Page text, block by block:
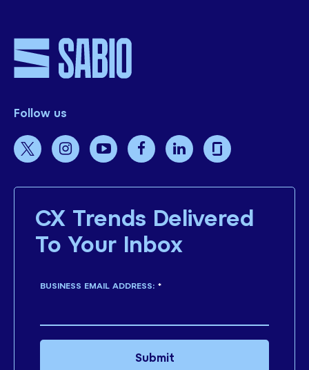
Follow us
CX Trends Delivered
To Your Inbox
*
BUSINESS EMAIL ADDRESS:
Submit